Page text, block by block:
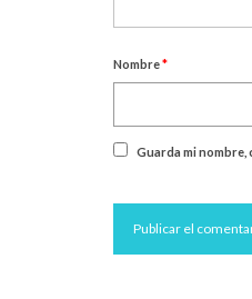
Nombre*
Guarda mi nombre,